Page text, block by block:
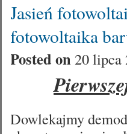
Jasień
fotowoltaika
Posted on20
Dowlekajmy